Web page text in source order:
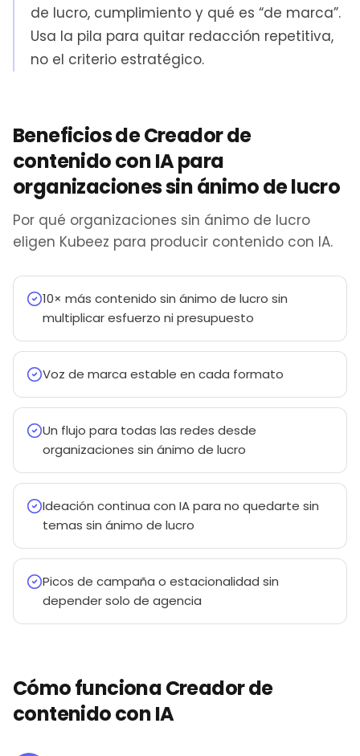
de lucro, cumplimiento y qué es “de marca”.
Usa la pila para quitar redacción repetitiva,
no el criterio estratégico.
Beneficios de Creador de
contenido con IA para
organizaciones sin ánimo de lucro
Por qué organizaciones sin ánimo de lucro
eligen Kubeez para producir contenido con IA.
10× más contenido sin ánimo de lucro sin
multiplicar esfuerzo ni presupuesto
Voz de marca estable en cada formato
Un flujo para todas las redes desde
organizaciones sin ánimo de lucro
Ideación continua con IA para no quedarte sin
temas sin ánimo de lucro
Picos de campaña o estacionalidad sin
depender solo de agencia
Cómo funciona Creador de
contenido con IA